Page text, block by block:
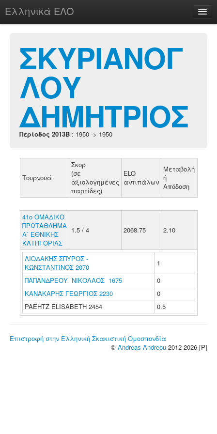
Ελληνικά ΕΛΟ
chesstu.be @ discord
Login
ΣΚΥΡΙΑΝΟΓ
ΛΟΥ
ΔΗΜΗΤΡΙΟΣ
Περίοδος 2013B : 1950 -> 1950
Τουρνουά
Σκορ
(σε
αξιολογημένες
παρτίδες)
ELO
αντιπάλων
Μεταβολή
ή
Απόδοση
41ο ΟΜΑΔΙΚΟ
ΠΡΩΤΑΘΛΗΜΑ
Α΄ ΕΘΝΙΚΗΣ
ΚΑΤΗΓΟΡΙΑΣ
1.5 / 4 2068.75 2.10
ΛΙΟΔΑΚΗΣ ΣΠΥΡΟΣ -
ΚΩΝΣΤΑΝΤΙΝΟΣ 2070
1
ΠΑΠΑΝΔΡΕΟΥ ΝΙΚΟΛΑΟΣ 1675
0
ΚΑΝΑΚΑΡΗΣ ΓΕΩΡΓΙΟΣ 2230
0
PAEHTZ ELISABETH 2454
0.5
Επιστροφή στην Ελληνική Σκακιστική Ομοσπονδία
© Andreas Andreou 2012-2026 [P]